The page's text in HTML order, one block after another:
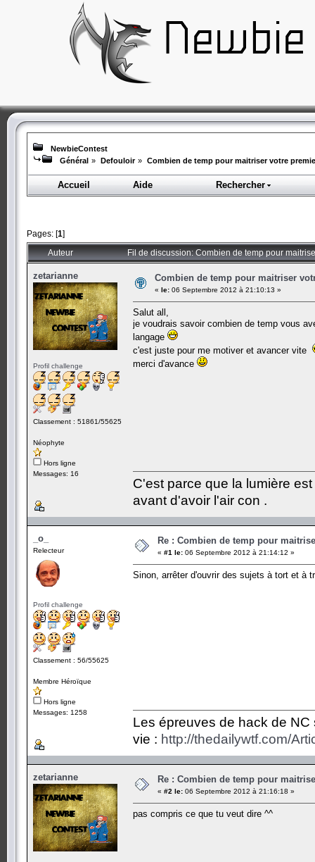
NewbieContest
Général » Defouloir » Combien de temp pour maitriser votre
Accueil Aide Rechercher
Pages: [1]
Auteur Fil de discussion: Combien de temp pour
zetarianne
Profil challenge
Classement : 51861/55625
Néophyte
Hors ligne
Messages: 16
Combien de temp pour maitriser
« le: 06 Septembre 2012 à 21:10:13 »
Salut all,
je voudrais savoir combien de temp vous
langage
c'est juste pour me motiver et avancer vite
merci d'avance
C'est parce que la lumière
avant d'avoir l'air con .
_o_
Relecteur
Profil challenge
Classement : 56/55625
Membre Héroïque
Hors ligne
Messages: 1258
Re : Combien de temp pour
« #1 le: 06 Septembre 2012 à 21:14:12 »
Sinon, arrêter d'ouvrir des sujets à tort et à
Les épreuves de hack de
vie : http://thedailywtf.com/
zetarianne Re : Combien de temp pour
« #2 le: 06 Septembre 2012 à 21:16:18 »
pas compris ce que tu veut dire ^^